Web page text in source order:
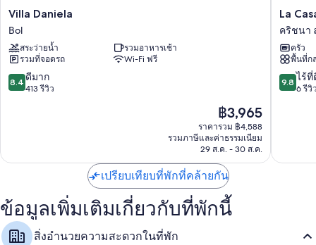
Villa
Daniela
Bol
Villa Daniela
Bol
สระว่ายน้ำ
รวมอาหารเช้า
รวมที่จอดรถ
Wi-Fi ฟรี
8.4
จาก
8.4 ดีมาก
413 รีวิว
ราคา
ปัจจุบัน
คือ
฿3,965
฿3,965
ราคารวม ฿4,588
รวมภาษีและค่าธรรมเนียม
29 ส.ค. - 30 ส.ค.
La
Casa
Di
Elisa
ค
ริ
ชนา
La
คริชนา
ครัว
พื้นที่ก
9.8
จาก
รีวิว
9.8 ไร้ที่
6 รีวิ
เปรียบเทียบที่พักที่คล้ายกัน
ข้อมูลเพิ่มเติมเกี่ยวกับที่พักนี้
สิ่งอำนวยความสะดวกในที่พัก